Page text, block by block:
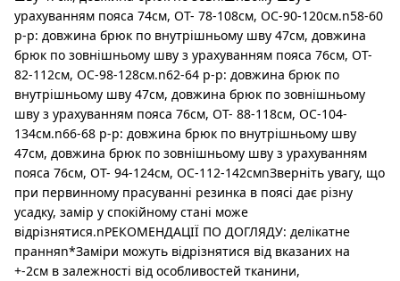
урахуванням пояса 74см, ОТ- 78-108см, ОС-90-120см.n58-60
р-р: довжина брюк по внутрішньому шву 47см, довжина
брюк по зовнішньому шву з урахуванням пояса 76см, ОТ-
82-112см, ОС-98-128см.n62-64 р-р: довжина брюк по
внутрішньому шву 47см, довжина брюк по зовнішньому
шву з урахуванням пояса 76см, ОТ- 88-118см, ОС-104-
134см.n66-68 р-р: довжина брюк по внутрішньому шву
47см, довжина брюк по зовнішньому шву з урахуванням
пояса 76см, ОТ- 94-124см, ОС-112-142смnЗверніть увагу, що
при первинному прасуванні резинка в поясі дає різну
усадку, замір у спокійному стані може
відрізнятися.nРЕКОМЕНДАЦІЇ ПО ДОГЛЯДУ: делікатне
пранняn*Заміри можуть відрізнятися від вказаних на
+-2см в залежності від особливостей тканини,